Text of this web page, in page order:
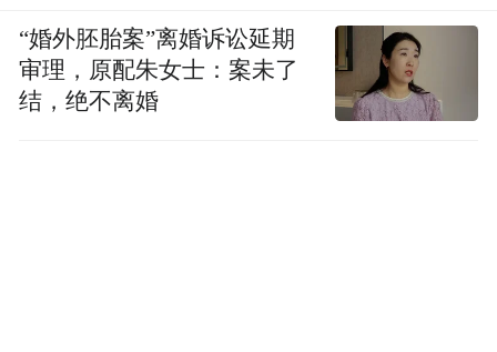
“婚外胚胎案”离婚诉讼延期
审理，原配朱女士：案未了
结，绝不离婚